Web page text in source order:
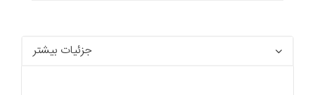
جزئیات بیشتر